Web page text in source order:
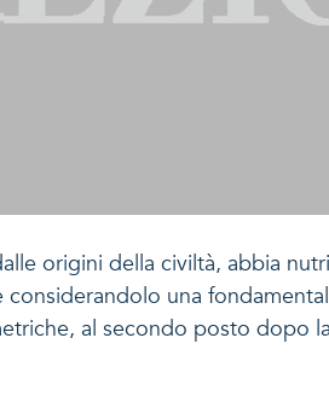
origini della civiltà, abbia
una
al secondo posto dopo